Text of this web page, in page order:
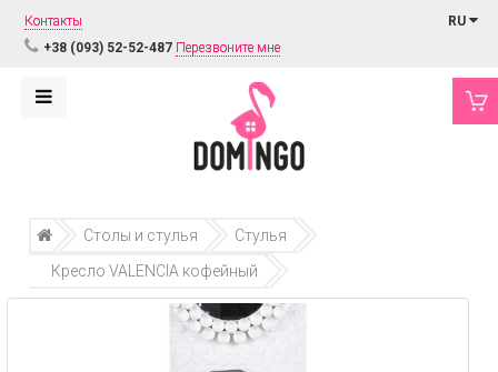
Контакты
+38 (093) 52-52-487 Перезвоните мне
RU
Столы и стулья
Стулья
Кресло VALENCIA кофейный